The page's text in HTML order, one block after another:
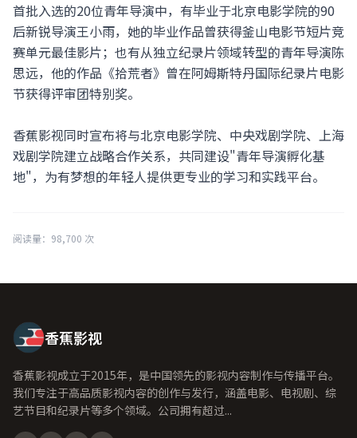
首批入选的20位青年导演中，有毕业于北京电影学院的90
后新锐导演王小雨，她的毕业作品曾获得釜山电影节短片竞
赛单元最佳影片；也有从独立纪录片领域转型的青年导演陈
思远，他的作品《拾荒者》曾在阿姆斯特丹国际纪录片电影
节获得评审团特别奖。
香蕉影视同时宣布将与北京电影学院、中央戏剧学院、上海
戏剧学院建立战略合作关系，共同建设"青年导演孵化基
地"，为有梦想的年轻人提供更专业的学习和实践平台。
阅读量：98,700 次
香蕉影视
香蕉影视成立于2015年，是中国领先的影视内容制作与传播平台。
我们专注于高品质影视内容的创作与发行，涵盖电影、电视剧、综
艺节目和纪录片等多个领域。公司拥有超过...